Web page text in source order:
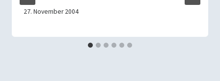
27. November 2004